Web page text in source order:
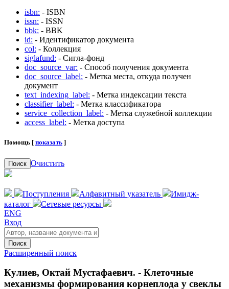
isbn: - ISBN
issn: - ISSN
bbk: - BBK
id: - Идентификатор документа
col: - Коллекция
siglafund: - Сигла-фонд
doc_source_var: - Способ получения документа
doc_source_label: - Метка места, откуда получен
документ
text_indexing_label: - Метка индексации текста
classifier_label: - Метка классификатора
service_collection_label: - Метка служебной коллекции
access_label: - Метка доступа
Помощь [ показать ]
Поиск Очистить
Поступления Алфавитный указатель
Имидж-
каталог
Сетевые ресурсы
ENG
Вход
Поиск
Расширенный поиск
Кулиев, Октай Мустафаевич. - Клеточные
механизмы формирования корнеплода у свеклы